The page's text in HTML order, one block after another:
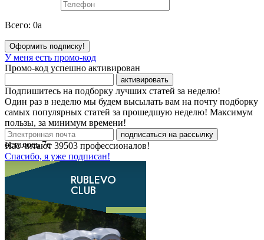
Всего: 0a
Оформить подписку!
У меня есть промо-код
Промо-код успешно активирован
активировать
Подпишитесь на подборку лучших статей за неделю!
Один раз в неделю мы будем высылать вам на почту подборку
самых популярных статей за прошедшую неделю! Максимум
пользы, за минимум времени!
подписаться на рассылку
Нас читают 39503 профессионалов!
Спасибо, я уже подписан!
осталось7с